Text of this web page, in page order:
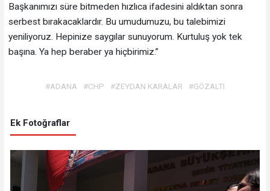
Başkanımızı süre bitmeden hızlıca ifadesini aldıktan sonra
serbest bırakacaklardır. Bu umudumuzu, bu talebimizi
yeniliyoruz. Hepinize saygılar sunuyorum. Kurtuluş yok tek
başına. Ya hep beraber ya hiçbirimiz.”
#ADANA #CHP #ZEYDAN KARALAR #GÖZALTI
Ek Fotoğraflar